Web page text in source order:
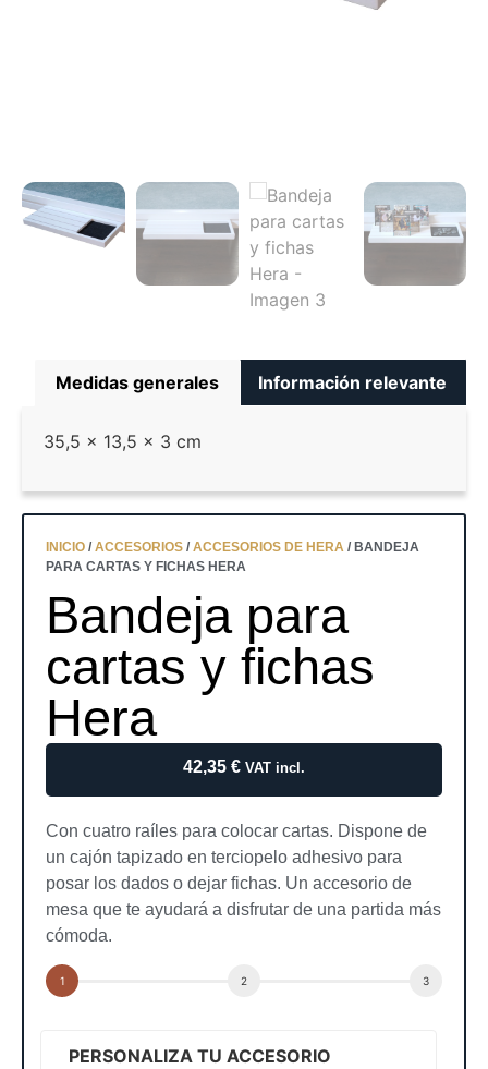
Medidas generales Información relevante
35,5 × 13,5 x 3 cm
INICIO / ACCESORIOS / ACCESORIOS DE HERA / BANDEJA
PARA CARTAS Y FICHAS HERA
Bandeja para
cartas y fichas
Hera
42,35 € VAT incl.
Con cuatro raíles para colocar cartas. Dispone de
un cajón tapizado en terciopelo adhesivo para
posar los dados o dejar fichas. Un accesorio de
mesa que te ayudará a disfrutar de una partida más
cómoda.
PERSONALIZA TU ACCESORIO